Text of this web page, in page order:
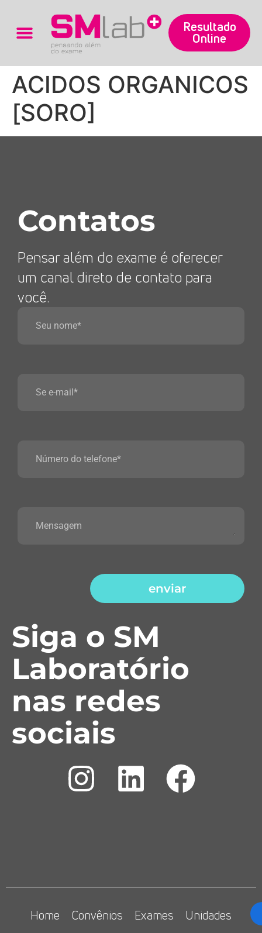
Resultado
Online
ACIDOS ORGANICOS
[SORO]
Contatos
Pensar além do exame é oferecer
um canal direto de contato para
você.
enviar
Siga o SM
Laboratório
nas redes
sociais
Home Convênios Exames
Unidades